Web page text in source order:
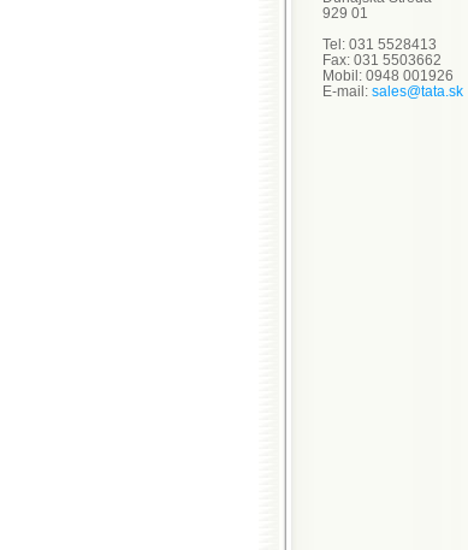
929 01
Tel: 031 5528413
Fax: 031 5503662
Mobil: 0948 001926
E-mail: sales@tata.sk